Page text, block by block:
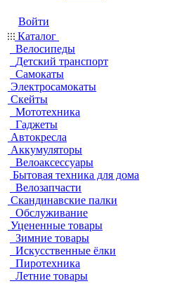
Войти
Каталог
Велосипеды
Детский транспорт
Самокаты
Электросамокаты
Скейты
Мототехника
Гаджеты
Автокресла
Аккумуляторы
Велоаксессуары
Бытовая техника для дома
Велозапчасти
Скандинавские палки
Обслуживание
Уцененные товары
Зимние товары
Искусственные ёлки
Пиротехника
Летние товары